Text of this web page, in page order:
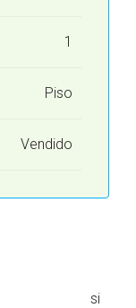
1
Piso
Vendido
si